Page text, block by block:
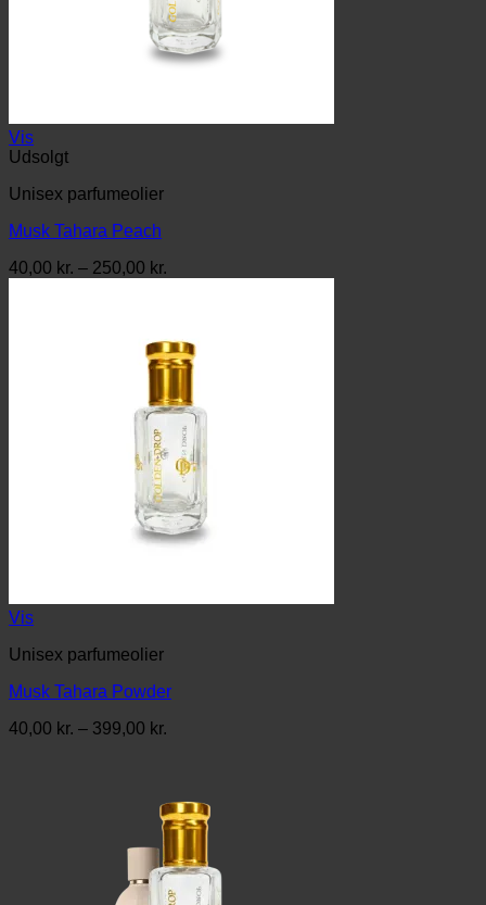
Vis
Udsolgt
Unisex parfumeolier
Musk Tahara Peach
40,00 kr. – 250,00 kr.
Vis
Unisex parfumeolier
Musk Tahara Powder
40,00 kr. – 399,00 kr.